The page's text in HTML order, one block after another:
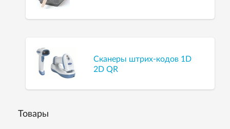
Сканеры штрих-кодов 1D
2D QR
Товары